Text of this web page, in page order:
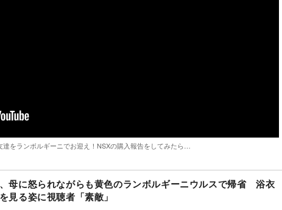
達をランボルギーニでお迎え！NSXの購入報告をしてみたら…
母に怒られながらも黄色のランボルギーニウルスで帰省 浴衣
見る姿に視聴者「素敵」